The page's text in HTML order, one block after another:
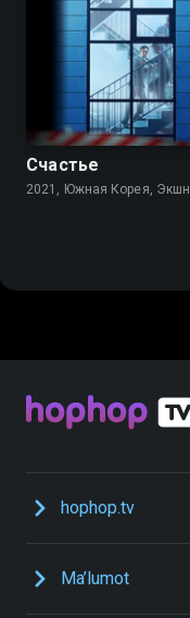
7.7
Счастье
2021, Южная Корея, Экшн
hophop.tv
Ma’lumot